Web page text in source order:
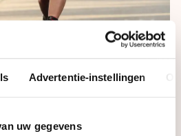
Advertentie-instellingen
uw gegevens
klopte dat niet helemaal.